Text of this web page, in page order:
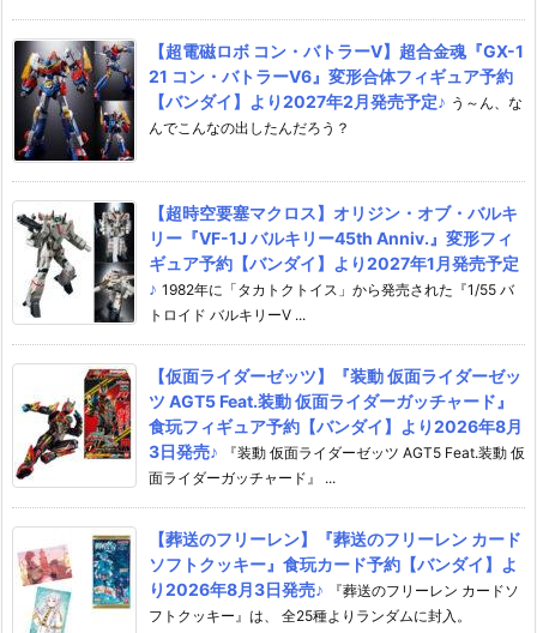
【超電磁ロボ コン・バトラーV】超合金魂『GX-1
21 コン・バトラーV6』変形合体フィギュア予約
【バンダイ】より2027年2月発売予定♪ う～ん、な
んでこんなの出したんだろう？
【超時空要塞マクロス】オリジン・オブ・バルキ
リー『VF-1J バルキリー45th Anniv.』変形フィ
ギュア予約【バンダイ】より2027年1月発売予定
♪ 1982年に「タカトクトイス」から発売された『1/55 バ
トロイド バルキリーV ...
【仮面ライダーゼッツ】『装動 仮面ライダーゼッ
ツ AGT5 Feat.装動 仮面ライダーガッチャード』
食玩フィギュア予約【バンダイ】より2026年8月
3日発売♪
『装動 仮面ライダーゼッツ AGT5 Feat.装動 仮
面ライダーガッチャード』 ...
【葬送のフリーレン】『葬送のフリーレン カード
ソフトクッキー』食玩カード予約【バンダイ】よ
り2026年8月3日発売♪
『葬送のフリーレン カードソ
フトクッキー』は、 全25種よりランダムに封入。